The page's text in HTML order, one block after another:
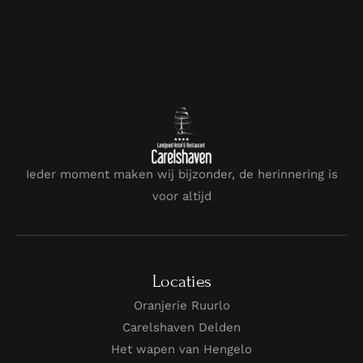
Ieder moment maken wij bijzonder, de herinnering is
voor altijd
Locaties
Oranjerie Ruurlo
Carelshaven Delden
Het wapen van Hengelo